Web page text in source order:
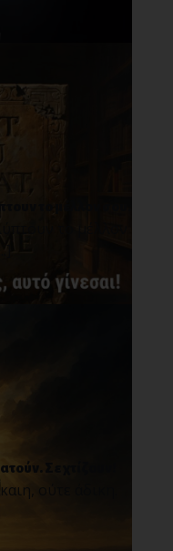
το μέλλον σου.
το μέλλον
Σε χτίζουν!
ούτε άδικη.